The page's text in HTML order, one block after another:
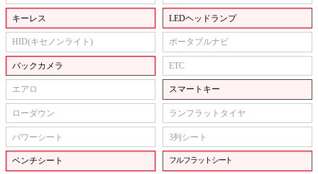
キーレス LEDヘッドランプ
HID(キセノンライト) ポータブルナビ
バックカメラ ETC
エアロ スマートキー
ローダウン ランフラットタイヤ
パワーシート 3列シート
ベンチシート フルフラットシート